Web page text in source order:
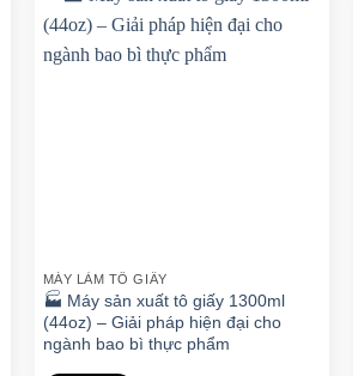
MÁY LÀM TÔ GIẤY
🏭 Máy sản xuất tô giấy 1300ml
(44oz) – Giải pháp hiện đại cho
ngành bao bì thực phẩm